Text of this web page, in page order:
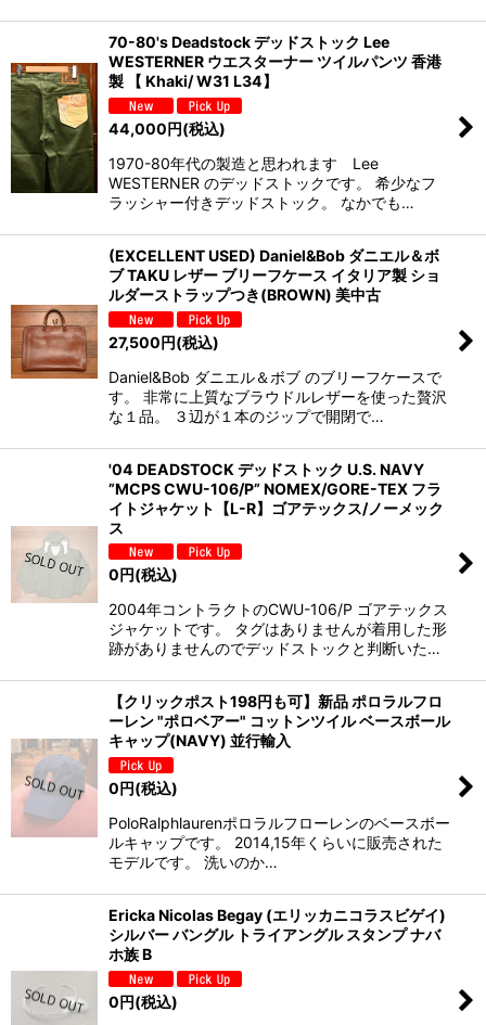
70-80's Deadstock デッドストック Lee
WESTERNER ウエスターナー ツイルパンツ 香港
製 【 Khaki/ W31 L34】
44,000円(税込)
1970-80年代の製造と思われます Lee
WESTERNER のデッドストックです。 希少なフ
ラッシャー付きデッドストック。 なかでも…
(EXCELLENT USED) Daniel&Bob ダニエル＆ボ
ブ TAKU レザー ブリーフケース イタリア製 ショ
ルダーストラップつき(BROWN) 美中古
27,500円(税込)
Daniel&Bob ダニエル＆ボブ のブリーフケースで
す。 非常に上質なブラウドルレザーを使った贅沢
な１品。 ３辺が１本のジップで開閉で…
'04 DEADSTOCK デッドストック U.S. NAVY
”MCPS CWU-106/P” NOMEX/GORE-TEX フラ
イトジャケット【L-R】ゴアテックス/ノーメック
ス
0円(税込)
2004年コントラクトのCWU-106/P ゴアテックス
ジャケットです。 タグはありませんが着用した形
跡がありませんのでデッドストックと判断いた…
【クリックポスト198円も可】新品 ポロラルフロ
ーレン "ポロベアー" コットンツイル ベースボール
キャップ(NAVY) 並行輸入
0円(税込)
PoloRalphlaurenポロラルフローレンのベースボー
ルキャップです。 2014,15年くらいに販売された
モデルです。 洗いのか…
Ericka Nicolas Begay (エリッカニコラスビゲイ)
シルバー バングル トライアングル スタンプ ナバ
ホ族 B
0円(税込)